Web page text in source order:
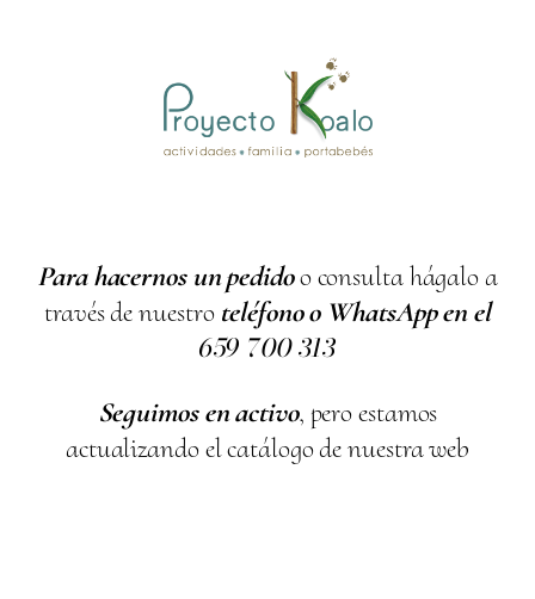
Para hacernos un pedidoo consulta hágalo a
través de nuestro teléfono o WhatsApp en el
659 700313
Seguimos en activo, pero estamos
actualizando el catálogo de nuestra web